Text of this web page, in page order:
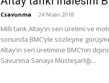
Csavunma - 24 Nisan 2018
Milli tank Altay‘ın seri üretimi ve
sonunda BMC‘yle sözleşme
Altay’ın seri üretimine BMC‘nin
Savunma Sanayii Müsteşarlığı...